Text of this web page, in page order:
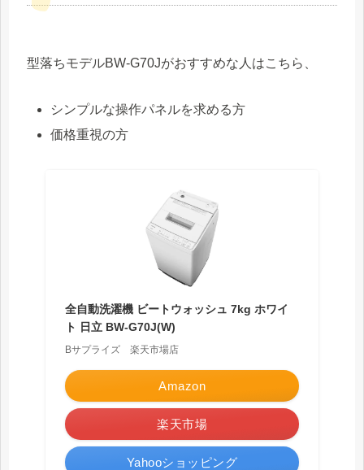
型落ちモデルBW-G70Jがおすすめな人はこちら、
シンプルな操作パネルを求める方
価格重視の方
全自動洗濯機 ビートウォッシュ 7kg ホワイ
ト 日立 BW-G70J(W)
Bサプライズ 楽天市場店
Amazon
楽天市場
Yahooショッピング